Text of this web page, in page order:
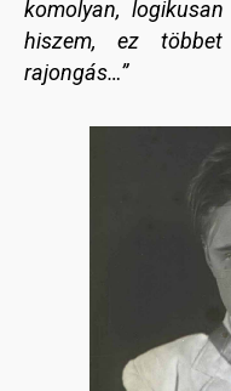
komolyan,
hiszem, ez
rajongás…”